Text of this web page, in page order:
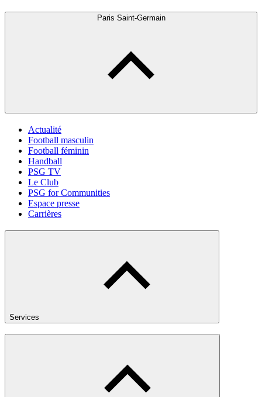
Paris Saint-Germain
Actualité
Football masculin
Football féminin
Handball
PSG TV
Le Club
PSG for Communities
Espace presse
Carrières
Services